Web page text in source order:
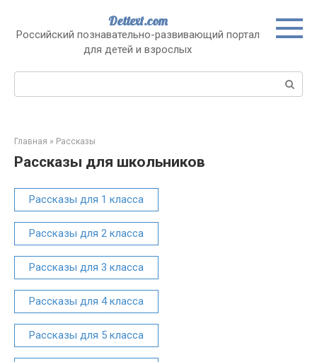
контенту
Dettext.com
Российский познавательно-развивающий портал
для детей и взрослых
Поиск:
Главная » Рассказы
Рассказы для школьников
Рассказы для 1 класса
Рассказы для 2 класса
Рассказы для 3 класса
Рассказы для 4 класса
Рассказы для 5 класса